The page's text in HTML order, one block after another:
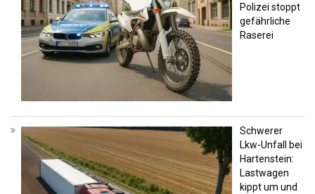
Polizei stoppt
gefährliche
Raserei
Schwerer
Lkw-Unfall bei
Hartenstein:
Lastwagen
kippt um und